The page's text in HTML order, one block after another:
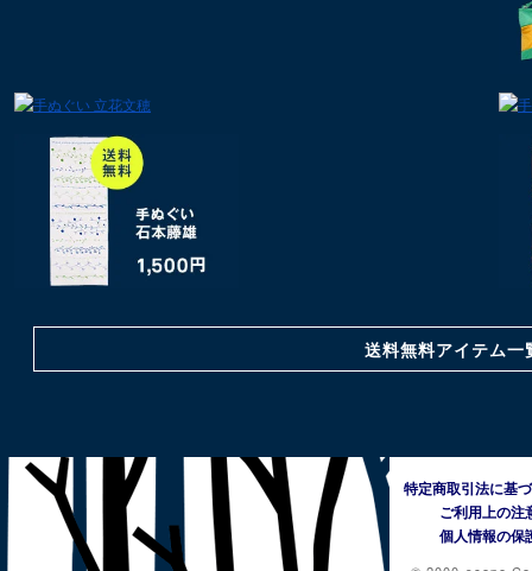
送料無料アイテム一
特定商取引法に基
ご利用上の注
個人情報の保